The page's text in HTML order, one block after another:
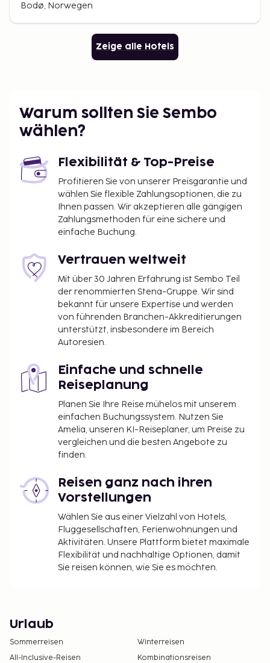
Bodø, Norwegen
Zeige alle Hotels
Warum sollten Sie Sembo
wählen?
Flexibilität & Top-Preise
Profitieren Sie von unserer Preisgarantie und
wählen Sie flexible Zahlungsoptionen, die zu
Ihnen passen. Wir akzeptieren alle gängigen
Zahlungsmethoden für eine sichere und
einfache Buchung.
Vertrauen weltweit
Mit über 30 Jahren Erfahrung ist Sembo Teil
der renommierten Stena-Gruppe. Wir sind
bekannt für unsere Expertise und werden
von führenden Branchen-Akkreditierungen
unterstützt, insbesondere im Bereich
Autoresien.
Einfache und schnelle
Reiseplanung
Planen Sie Ihre Reise mühelos mit unserem
einfachen Buchungssystem. Nutzen Sie
Amelia, unseren KI-Reiseplaner, um Preise zu
vergleichen und die besten Angebote zu
finden.
Reisen ganz nach ihren
Vorstellungen
Wählen Sie aus einer Vielzahl von Hotels,
Fluggesellschaften, Ferienwohnungen und
Aktivitäten. Unsere Plattform bietet maximale
Flexibilität und nachhaltige Optionen, damit
Sie reisen können, wie Sie es möchten.
Urlaub
Sommerreisen
Winterreisen
All-Inclusive-Reisen
Kombinationsreisen